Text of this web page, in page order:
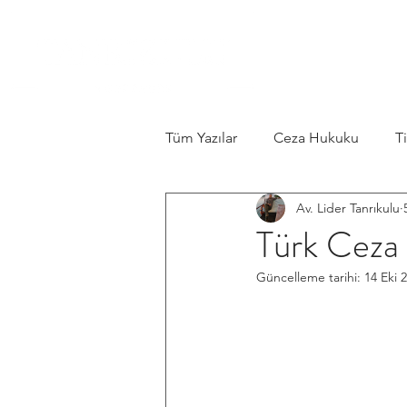
Tüm Yazılar Ceza Hukuku
Haberler Business Law
Aile Hukuku Kira Hukuku
Türk
Av. Lider Tanrıkulu
Güncelleme tarihi: 14 Eki